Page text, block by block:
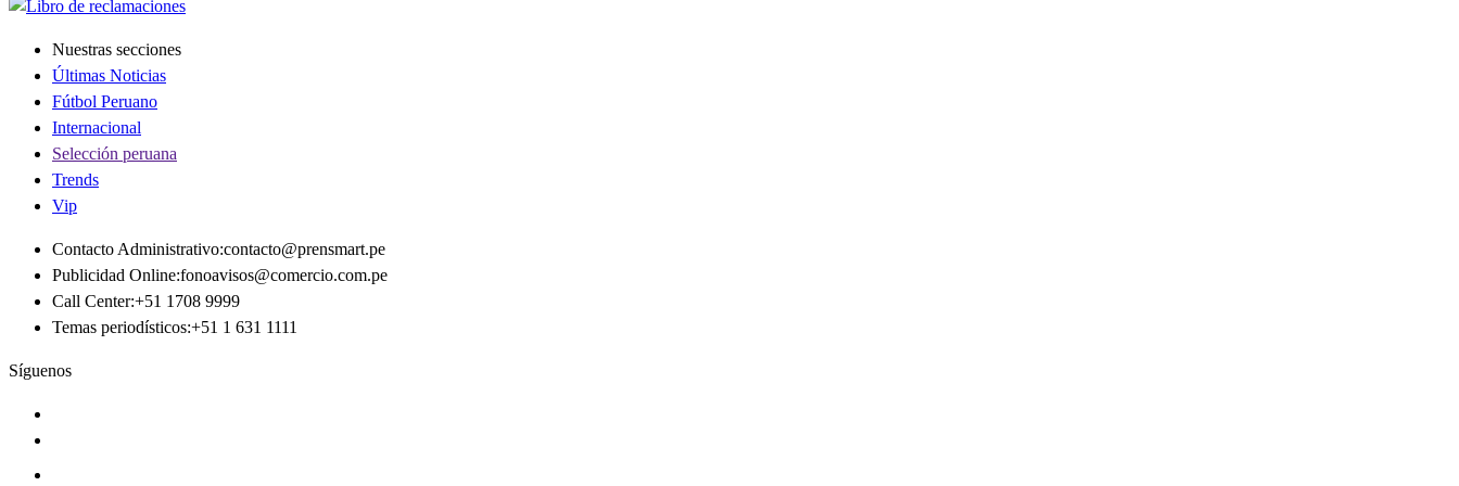
Nuestras secciones
Últimas Noticias
Fútbol Peruano
Internacional
Selección peruana
Trends
Vip
Contacto Administrativo:contacto@prensmart.pe
Publicidad Online:fonoavisos@comercio.com.pe
Call Center:+51 1708 9999
Temas periodísticos:+51 1 631 1111
Síguenos